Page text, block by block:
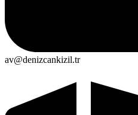
av@denizcankizil.tr